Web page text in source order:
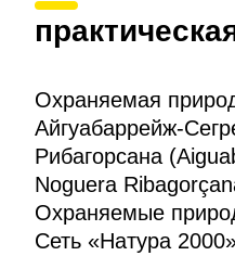
Охраняемая
Айгуабаррейж-
Рибагорсана
Noguera
Охраняемые
Сеть «Натура